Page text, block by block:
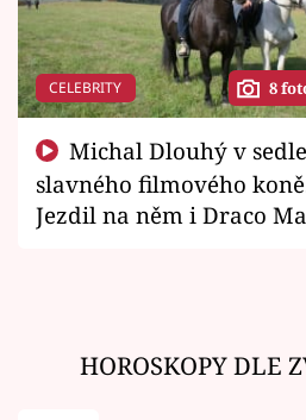
CELEBRITY 8
slavného filmového
Jezdil na něm i Draco
HOROSKOPY DLE